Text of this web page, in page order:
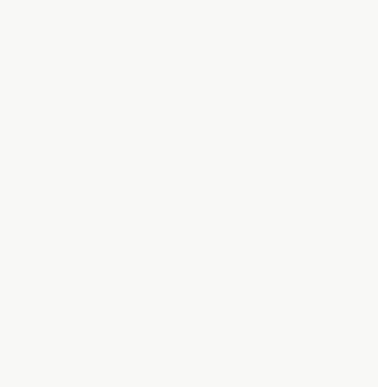
Тельцы —
зависть у
находится под
удачу и защиту
цветов, и вы